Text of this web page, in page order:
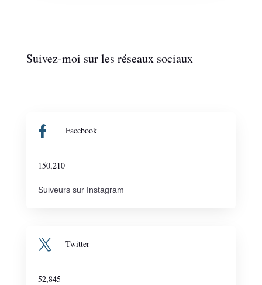
Suivez-moi sur les réseaux sociaux
 Facebook
150,210
Suiveurs sur Instagram
 Twitter
52,845